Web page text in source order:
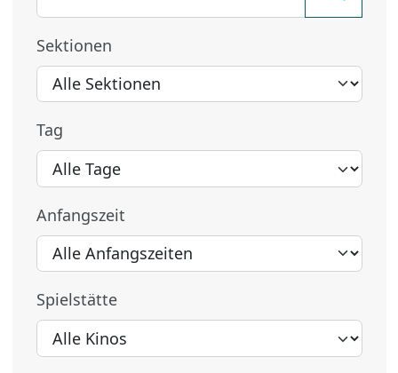
Sektionen
Tag
Anfangszeit
Spielstätte